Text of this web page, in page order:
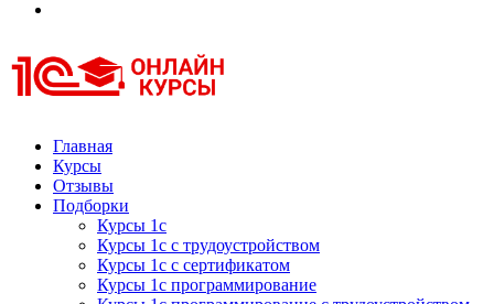
Курсы 1С
Курсы 1С официальная сертификация
Главная
Курсы
Отзывы
Подборки
Курсы 1с
Курсы 1с с трудоустройством
Курсы 1с с сертификатом
Курсы 1с программирование